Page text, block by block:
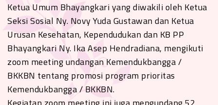
Ketua Umum Bhayangkari yang diwakili oleh Ketua
Seksi Sosial Ny. Novy Yuda Gustawan dan Ketua
Urusan Kesehatan, Kependudukan dan KB PP
Bhayangkari Ny. Ika Asep Hendradiana, mengikuti
zoom meeting undangan Kemendukbangga /
BKKBN tentang promosi program prioritas
Kemendukbangga / BKKBN.